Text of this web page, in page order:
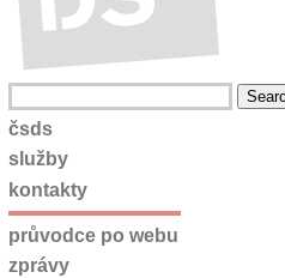
čsds
služby
kontakty
průvodce po webu
zprávy